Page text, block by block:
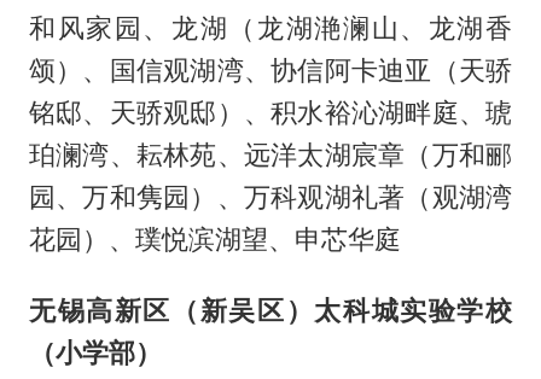
和风家园、龙湖（龙湖滟澜山、龙湖香
颂）、国信观湖湾、协信阿卡迪亚（天骄
铭邸、天骄观邸）、积水裕沁湖畔庭、琥
珀澜湾、耘林苑、远洋太湖宸章（万和郦
园、万和隽园）、万科观湖礼著（观湖湾
花园）、璞悦滨湖望、申芯华庭
无锡高新区（新吴区）太科城实验学校
（小学部）